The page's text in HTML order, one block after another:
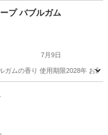
ゆず
プ バブルガム
7月9日
ガムの香り 使用期限2028年 お風